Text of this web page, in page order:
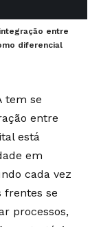
entre
diferencial
tem se
entre
está
em
cada vez
frentes se
processos,